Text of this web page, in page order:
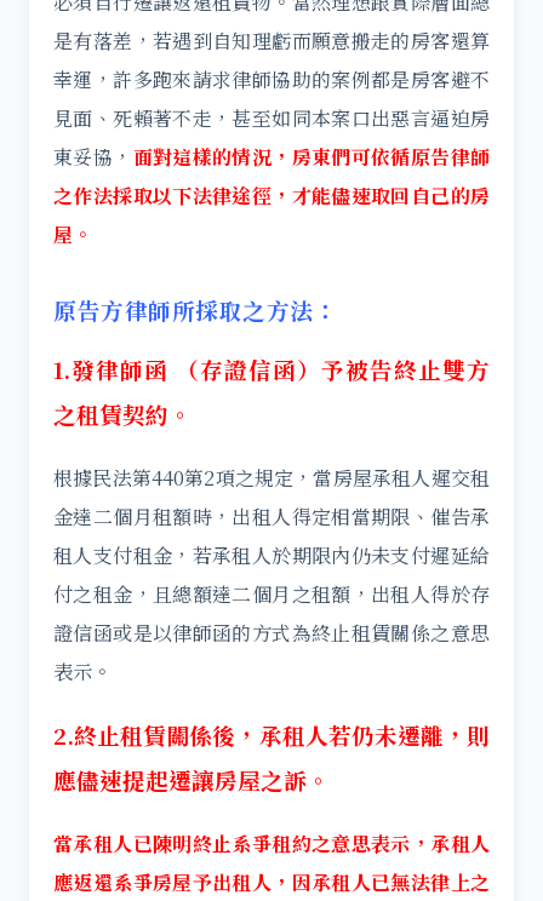
是有落差，若遇到自知理虧而願意搬走的房客還算
幸運，許多跑來請求律師協助的案例都是房客避不
見面、死賴著不走，甚至如同本案口出惡言逼迫房
東妥協， 面對這樣的情況，房東們可依循原告律師
之作法採取以下法律途徑，才能儘速取回自己的房
屋。
原告方律師所採取之方法：
1.發律師函 （存證信函）予被告終止雙方
之租賃契約。
根據民法第440第2項之規定，當房屋承租人遲交租
金達二個月租額時，出租人得定相當期限、催告承
租人支付租金，若承租人於期限內仍未支付遲延給
付之租金，且總額達二個月之租額，出租人得於存
證信函或是以律師函的方式為終止租賃關係之意思
表示。
2.終止租賃關係後，承租人若仍未遷離，則
應儘速提起遷讓房屋之訴。
當承租人已陳明終止系爭租約之意思表示，承租人
應返還系爭房屋予出租人，因承租人已無法律上之